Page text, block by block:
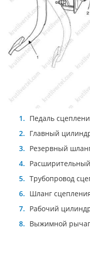
Педаль
Главный
Резервный
Трубопровод
Шланг
Рабочий
Выжимной